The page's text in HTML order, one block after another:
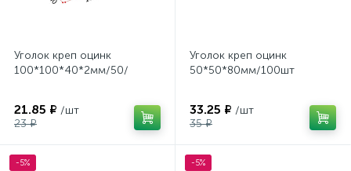
Уголок креп оцинк
100*100*40*2мм/50/
21.85 ₽ /шт
23 ₽
Уголок креп оцинк
50*50*80мм/100шт
33.25 ₽ /шт
35 ₽
-5% -5%